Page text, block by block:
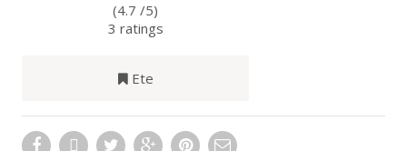
(4.7 /5)
3 ratings
Ete